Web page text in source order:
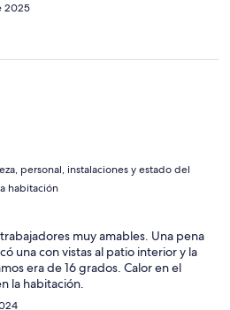
2025
personal, instalaciones y estado del
habitación
muy amables. Una pena
una con vistas al patio interior y la
era de 16 grados. Calor en el
la habitación.